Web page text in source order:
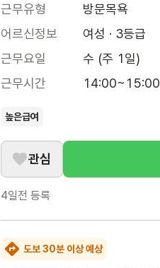
근무유형
방문목욕
어르신정보
여성 · 3등급
근무요일
수 (주 1일)
근무시간
14:00~15:00
높은급여
관심
4일전 등록
도보 30분 이상 예상